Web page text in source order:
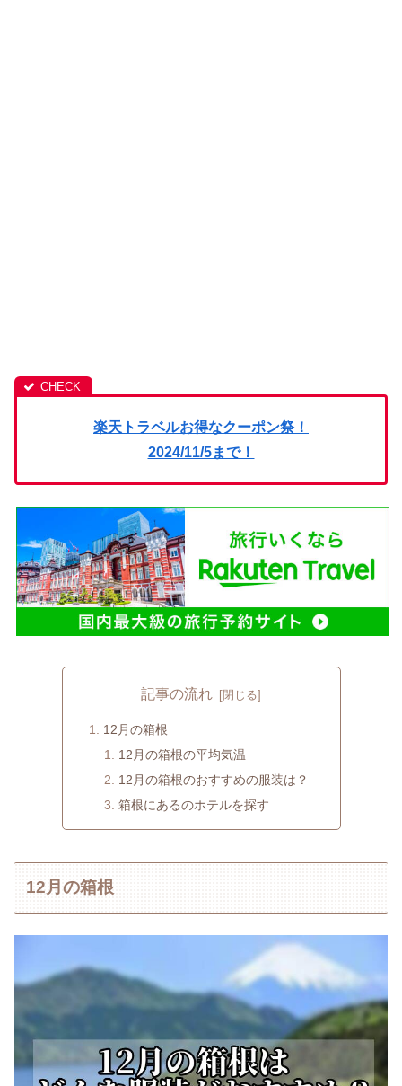
楽天トラベルお得なクーポン祭！
2024/11/5まで！
記事の流れ
12月の箱根
12月の箱根の平均気温
12月の箱根のおすすめの服装は？
箱根にあるのホテルを探す
12月の箱根